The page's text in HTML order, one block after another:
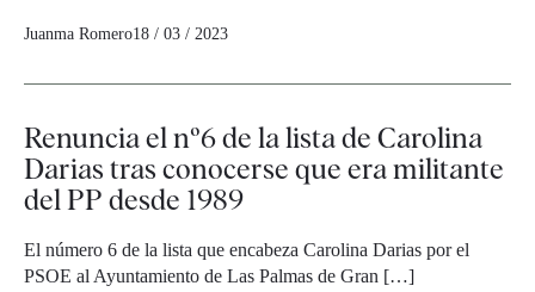
Juanma Romero18 / 03 / 2023
Renuncia el nº6 de la lista de Carolina
Darias tras conocerse que era militante
del PP desde 1989
El número 6 de la lista que encabeza Carolina Darias por el
PSOE al Ayuntamiento de Las Palmas de Gran […]